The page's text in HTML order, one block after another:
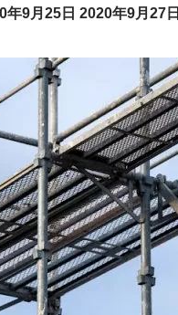
年9月25日 2020年9月27日